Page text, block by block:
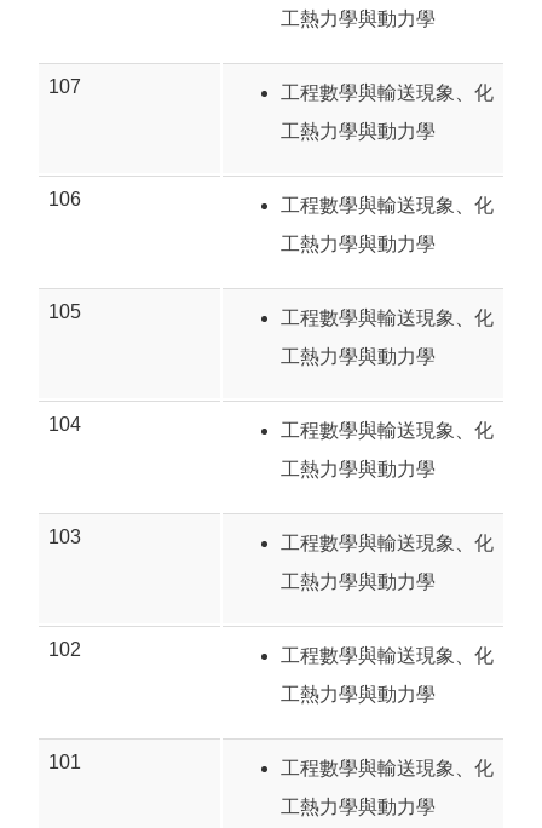
工熱力學與動力學
107 工程數學與輸送現象
化
工熱力學與動力學
106 工程數學與輸送現象
化
工熱力學與動力學
105 工程數學與輸送現象
化
工熱力學與動力學
104 工程數學與輸送現象
化
工熱力學與動力學
103 工程數學與輸送現象
化
工熱力學與動力學
102 工程數學與輸送現象
化
工熱力學與動力學
101 工程數學與輸送現象
化
工熱力學與動力學